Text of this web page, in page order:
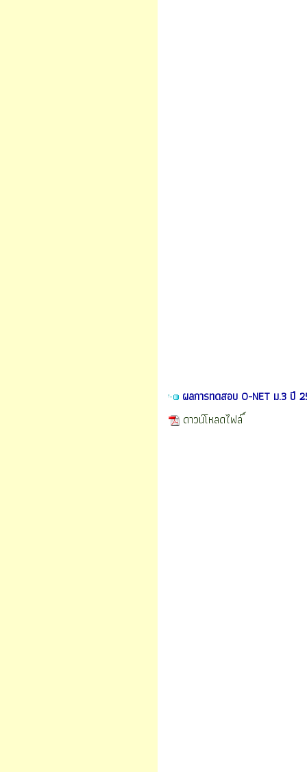
ผลการทดสอบ O-NET ม.3 ปี
ดาวน์โหลดไฟล์